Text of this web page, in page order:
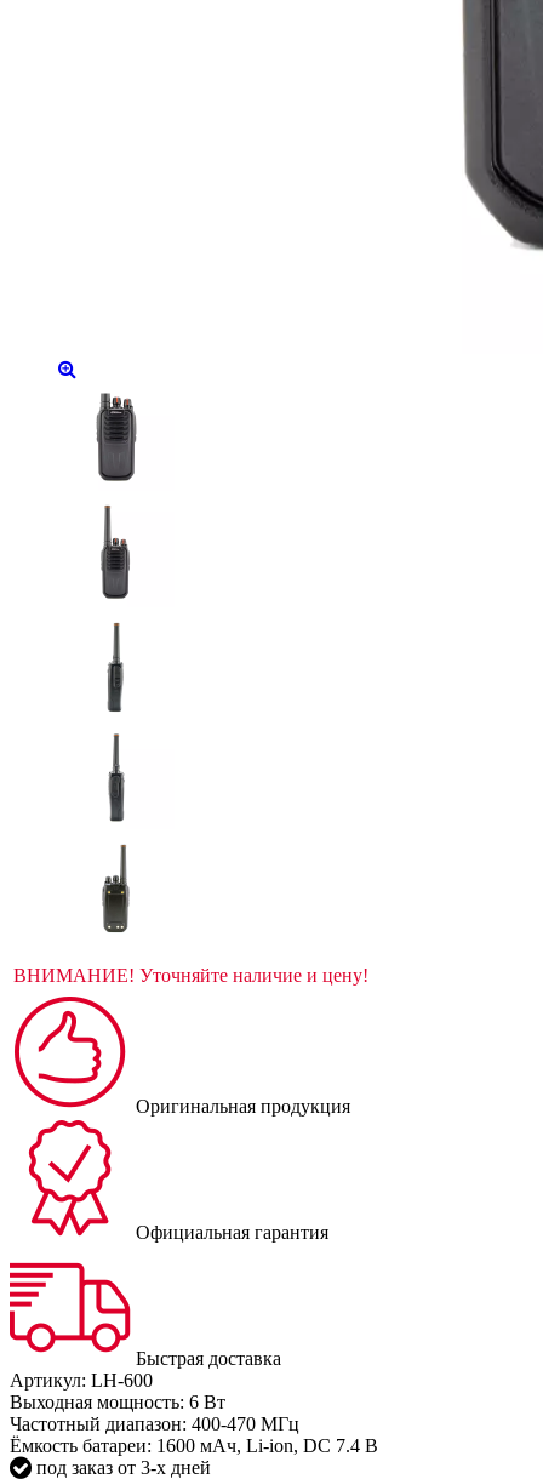
ВНИМАНИЕ! Уточняйте наличие и цену!
Оригинальная продукция
Официальная гарантия
Быстрая доставка
Артикул: LH-600
Выходная мощность: 6 Вт
Частотный диапазон: 400-470 МГц
Ёмкость батареи: 1600 мАч, Li-ion, DC 7.4 В
под заказ от 3-х дней